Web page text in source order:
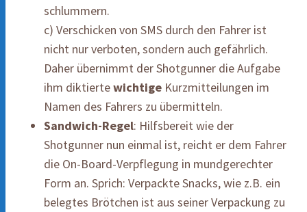
schlummern.
c) Verschicken von SMS durch den Fahrer ist
nicht nur verboten, sondern auch gefährlich.
Daher übernimmt der Shotgunner die Aufgabe
ihm diktiertewichtige Kurzmitteilungen im
Namen des Fahrers zu übermitteln.
Sandwich-Regel: Hilfsbereit wie der
Shotgunner nun einmal ist, reicht er dem Fahrer
die On-Board-Verpflegung in mundgerechter
Form an. Sprich: Verpackte Snacks, wie z.B. ein
belegtes Brötchen ist aus seiner Verpackung zu